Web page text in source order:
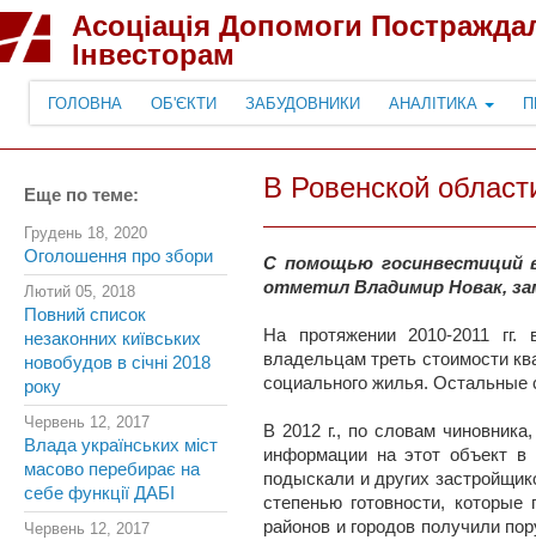
Асоціація Допомоги
Інвесторам
ГОЛОВНА ОБ'ЄКТИ ЗАБУДОВНИКИ АНАЛІТИКА
Еще по теме:
Грудень 18, 2020
Оголошення про збори
Лютий 05, 2018
Повний список
незаконних київських
новобудов в січні 2018
року
Червень 12, 2017
Влада українських міст
масово перебирає на
себе функції ДАБІ
Червень 12, 2017
В Ровенской
С помощью госинвестиций
отметил Владимир Новак,
На протяжении 2010-2011 гг.
владельцам треть стоимости
социального жилья. Остальные
В 2012 г., по словам
информации на этот объект в
подыскали и других
степенью готовности,
районов и городов получили